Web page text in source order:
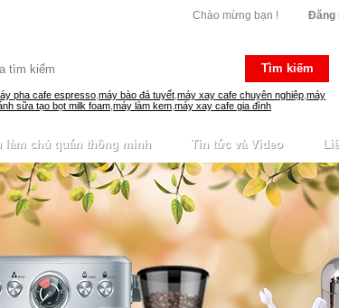
Chào mừng bạn ! Đăng
Tìm kiếm
pha cafe espresso máy bào đá tuyết máy xay cafe chuyên nghiệp máy
sữa tạo bọt milk foam máy làm kem máy xay cafe gia đình
làm chủ quán thông minh Tin tức và Video